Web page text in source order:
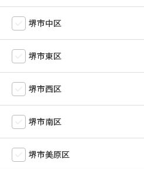
堺市中区
堺市東区
堺市西区
堺市南区
堺市美原区